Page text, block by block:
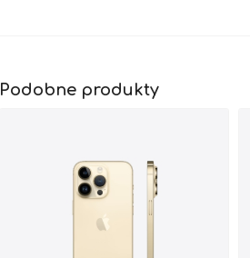
Podobne produkty